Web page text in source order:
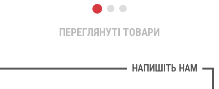
ПЕРЕГЛЯНУТІ ТОВАРИ
НАПИШІТЬ НАМ